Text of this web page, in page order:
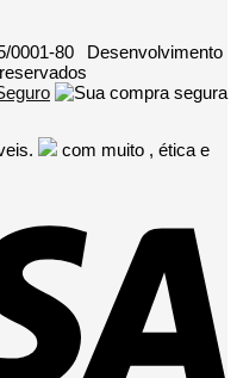
0001-80
Desenvolvimento
com muito , ética e